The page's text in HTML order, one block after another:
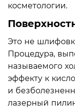
косметологии.
Это не
Процедура,
называемого
эффекту к
и
лазерный